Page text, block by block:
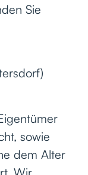
Sie
sowie
dem Alter